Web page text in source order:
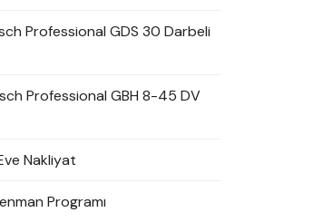
Professional GDS 30 Darbeli
Professional GBH 8-45 DV
Nakliyat
Programı